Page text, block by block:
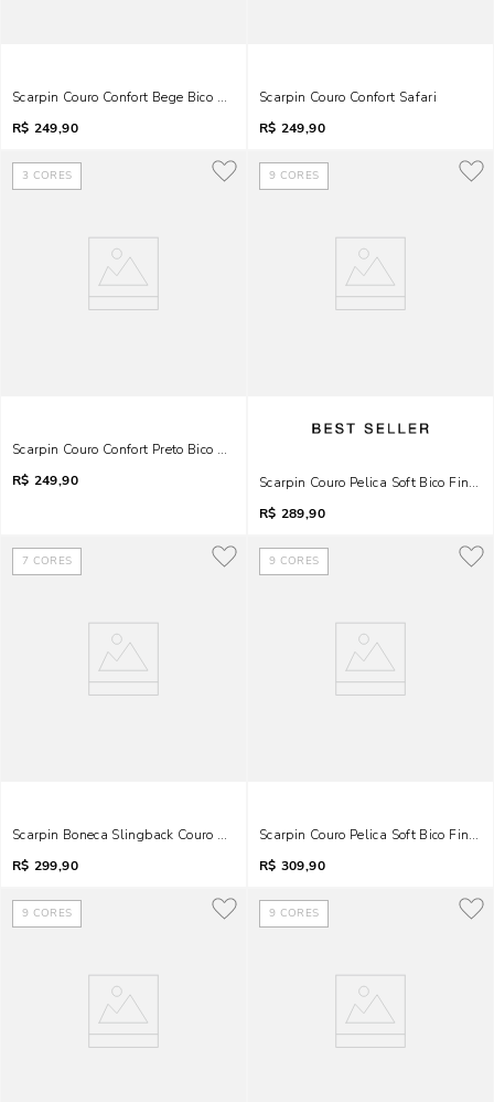
Scarpin Couro Confort Bege Bico Fino Salto Bloco Baixo
R$ 249,90
Scarpin Couro Confort Safari
R$ 249,90
3 CORES
Scarpin Couro Confort Preto Bico Fino Salto Bloco Baixo
R$ 249,90
9 CORES
Scarpin Couro Pelica Soft Bico Fino
R$ 289,90
7 CORES
Scarpin Boneca Slingback Couro Pelica Soft Bege
R$ 299,90
9 CORES
Scarpin Couro Pelica Soft Bico Fino
R$ 309,90
9 CORES 9 CORES